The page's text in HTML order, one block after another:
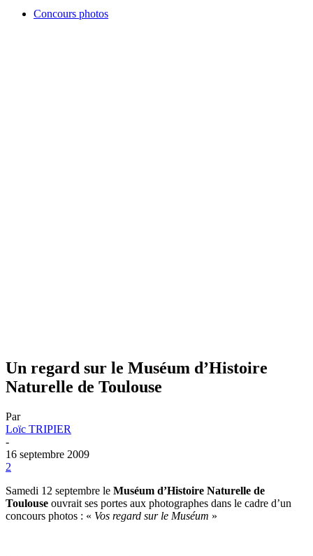
Concours photos
Un regard sur le Muséum d’Histoire
Naturelle de Toulouse
Par
Loïc TRIPIER
-
16 septembre 2009
2
Samedi 12 septembre le Muséum d’Histoire Naturelle de
Toulouse ouvrait ses portes aux photographes dans le cadre d’un
concours photos : « Vos regard sur le Muséum »